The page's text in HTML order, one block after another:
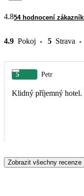
4.854 hodnocení
4.9 Pokoj 5 Strava
5 Petr
Klidný příjemný hotel.
Zobrazit všechny recenze